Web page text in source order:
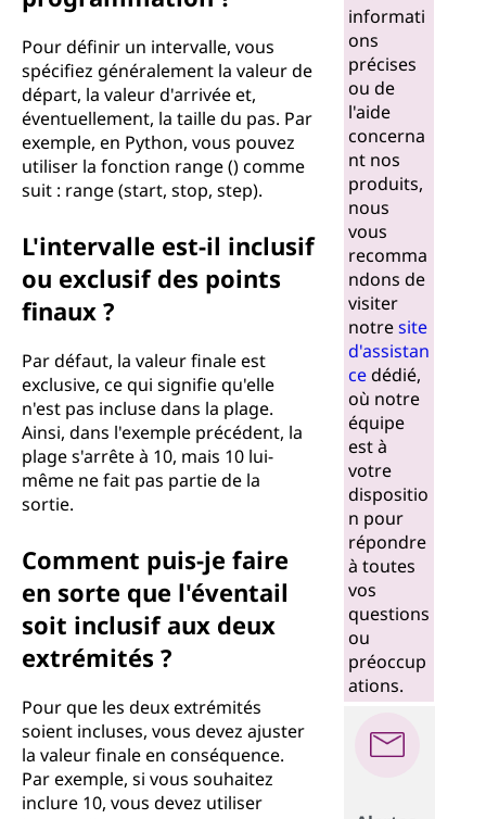
Pour définir un intervalle, vous
spécifiez généralement la valeur de
départ, la valeur d'arrivée et,
éventuellement, la taille du pas. Par
exemple, en Python, vous pouvez
utiliser la fonction range () comme
suit : range (start, stop, step).
L'intervalle est-il inclusif
ou exclusif des points
finaux ?
Par défaut, la valeur finale est
exclusive, ce qui signifie qu'elle
n'est pas incluse dans la plage.
Ainsi, dans l'exemple précédent, la
plage s'arrête à 10, mais 10 lui-
même ne fait pas partie de la
sortie.
Comment puis-je faire
en sorte que l'éventail
soit inclusif aux deux
extrémités ?
Pour que les deux extrémités
soient incluses, vous devez ajuster
la valeur finale en conséquence.
Par exemple, si vous souhaitez
inclure 10, vous devez utiliser
informati
ons
précises
ou de
l'aide
concerna
nt nos
produits,
nous
vous
recomma
ndons de
visiter
notresite
d'assistan
cedédié,
où notre
équipe
est à
votre
dispositio
n pour
répondre
à toutes
vos
questions
ou
préoccup
ations.